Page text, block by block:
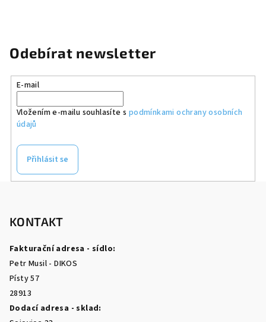
Odebírat newsletter
E-mail
Vložením e-mailu souhlasíte s podmínkami ochrany osobních
údajů
Přihlásit se
KONTAKT
Fakturační adresa - sídlo:
Petr Musil - DIKOS
Písty 57
28913
Dodací adresa - sklad: